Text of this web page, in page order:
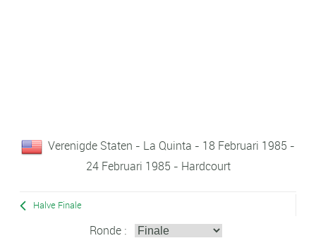
Verenigde Staten - La Quinta - 18 Februari 1985 -
24 Februari 1985 - Hardcourt
Halve Finale
Ronde :